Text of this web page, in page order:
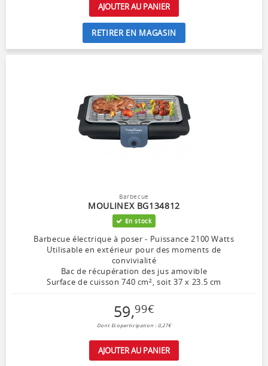
AJOUTER AU PANIER
RETIRER EN MAGASIN
Barbecue
MOULINEX BG134812
En stock
Barbecue électrique à poser - Puissance 2100 Watts
Utilisable en extérieur pour des moments de
convivialité
Bac de récupération des jus amovible
Surface de cuisson 740 cm², soit 37 x 23.5 cm
59,99€
Dont Ecoparticipation : 0,27€
AJOUTER AU PANIER